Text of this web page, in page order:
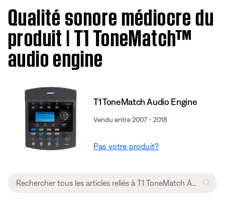
Qualité sonore médiocre du
produit | T1 ToneMatch™
audio engine
T1 ToneMatch Audio Engine
Vendu entre 2007 - 2018
Pas votre produit?